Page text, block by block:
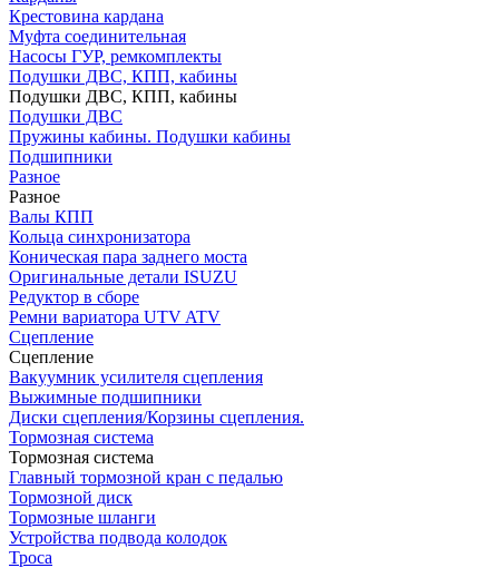
Крестовина кардана
Муфта соединительная
Насосы ГУР, ремкомплекты
Подушки ДВС, КПП, кабины
Подушки ДВС, КПП, кабины
Подушки ДВС
Пружины кабины. Подушки кабины
Подшипники
Разное
Разное
Валы КПП
Кольца синхронизатора
Коническая пара заднего моста
Оригинальные детали ISUZU
Редуктор в сборе
Ремни вариатора UTV ATV
Сцепление
Сцепление
Вакуумник усилителя сцепления
Выжимные подшипники
Диски сцепления/Корзины сцепления.
Тормозная система
Тормозная система
Главный тормозной кран с педалью
Тормозной диск
Тормозные шланги
Устройства подвода колодок
Троса